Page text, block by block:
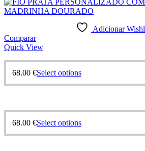
Adicionar
Comparar
Quick View
68.00 €Select options
68.00 €Select options